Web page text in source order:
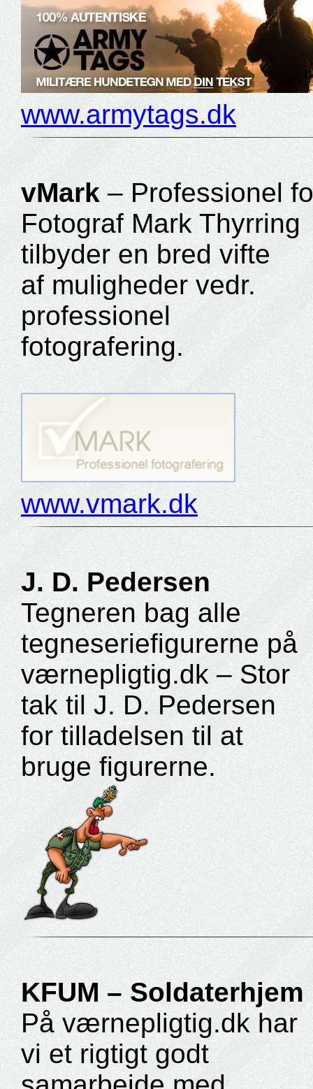
www.armytags.dk
vMark– Professionel
Fotograf Mark Thyrring
tilbyder en bred vifte
af muligheder vedr.
professionel
fotografering.
www.vmark.dk
J. D. Pedersen
Tegneren bag alle
tegneseriefigurerne på
værnepligtig.dk – Stor
tak til J. D. Pedersen
for tilladelsen til at
bruge figurerne.
KFUM – Soldaterhjem
På værnepligtig.dk har
vi et rigtigt godt